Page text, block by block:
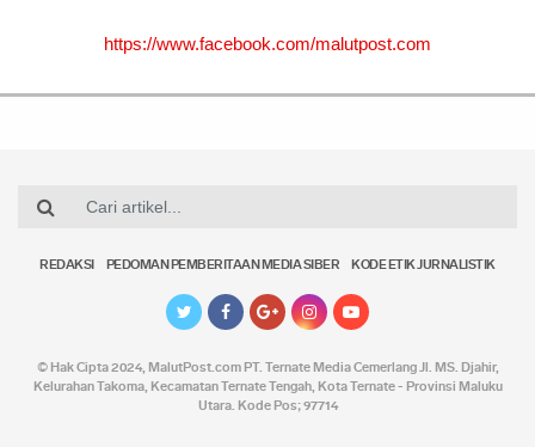
https://www.facebook.com/malutpost.com
REDAKSI PEDOMAN PEMBERITAAN MEDIA SIBER KODE ETIK JURNALISTIK
© Hak Cipta 2024, MalutPost.comPT. Ternate Media Cemerlang Jl. MS. Djahir,
Kelurahan Takoma, Kecamatan Ternate Tengah, Kota Ternate - Provinsi Maluku
Utara. Kode Pos; 97714